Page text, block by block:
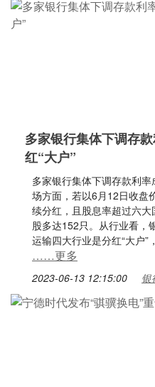
多家银行集体下调存
红“大户”
多家银行集体下调存款利
场方面，若以6月12日收盘
续分红，且股息率超过六
股多达152只。从行业看，
运输四大行业是分红“大户”
……更多
2023-06-13 12:15:00 银